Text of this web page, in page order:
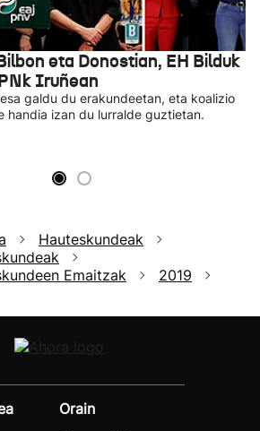
eta Donostian, EH Bilduk
Iruñean
galdu du erakundeetan, eta koalizio
handia izan du lurralde guztietan.
Hauteskundeak
Emaitzak
2019
Orain